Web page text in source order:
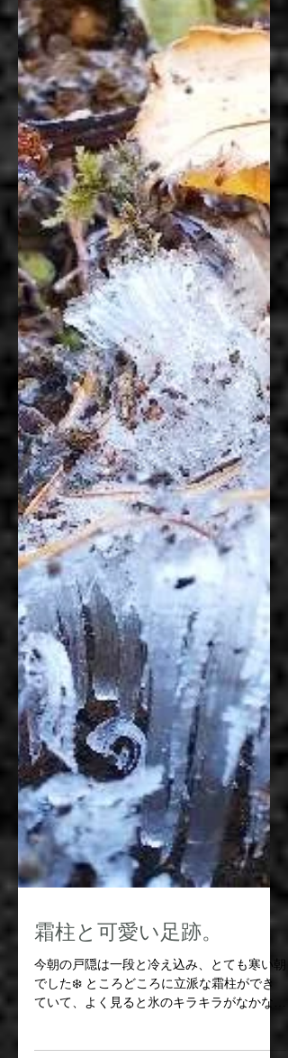
霜柱と可愛い足跡。
今朝の戸隠は一段と冷え込み、とても寒い朝
でした❄️ ところどころに立派な霜柱ができ
ていて、よく見ると氷のキラキラがなかなか
に綺麗でした😊 そうそう、喫茶の勝手口に